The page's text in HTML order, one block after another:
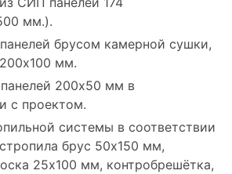
мм.).
брусом камерной сушки,
мм.
200x50 мм в
с проектом.
системы в соответствии
брус 50x150 мм,
25x100 мм, контробрешётка,